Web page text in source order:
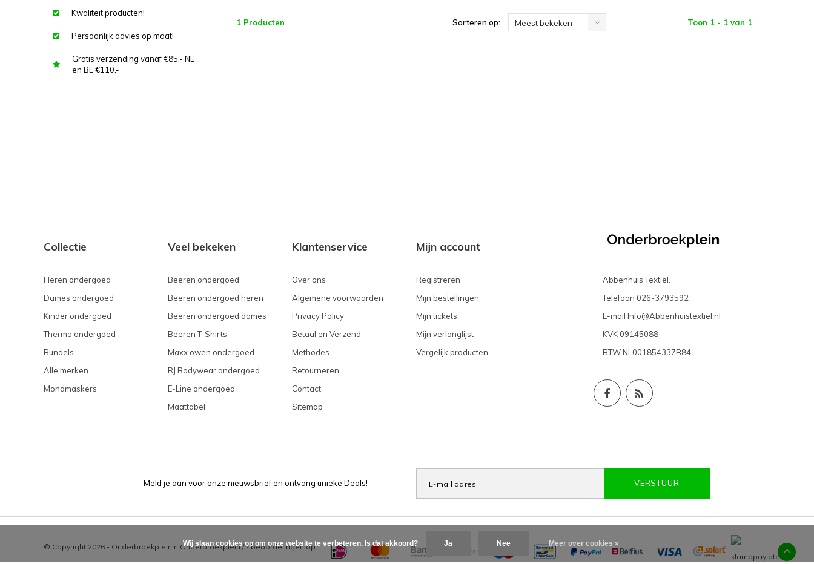
Kwaliteit producten!
Persoonlijk advies op maat!
Gratis verzending vanaf €85,- NL
en BE €110,-
1 Producten Sorteren op: Meest bekeken Toon 1 - 1 van 1
Collectie
Heren ondergoed
Dames ondergoed
Kinder ondergoed
Thermo ondergoed
Bundels
Alle merken
Mondmaskers
Veel bekeken
Beeren ondergoed
Beeren ondergoed heren
Beeren ondergoed dames
Beeren T-Shirts
Maxx owen ondergoed
RJ Bodywear ondergoed
E-Line ondergoed
Maattabel
Klantenservice
Over ons
Algemene voorwaarden
Privacy Policy
Betaal en Verzend
Methodes
Retourneren
Contact
Sitemap
Mijn account
Registreren
Mijn bestellingen
Mijn tickets
Mijn verlanglijst
Vergelijk producten
Abbenhuis Textiel.
Telefoon 026-3793592
E-mail Info@Abbenhuistextiel.nl
KVK 09145088
BTW NL001854337B84
Meld je aan voor onze nieuwsbrief en ontvang unieke Deals! VERSTUUR
© Copyright 2026 - Onderbroekplein.nlOnderbroekplein /-beoordelingen op
Wij slaan cookies op om onze website te verbeteren. Is dat akkoord? Ja Nee Meer over cookies »